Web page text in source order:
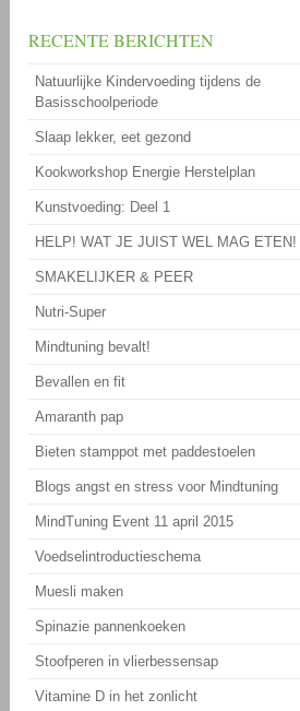
RECENTE BERICHTEN
Natuurlijke Kindervoeding tijdens de
Basisschoolperiode
Slaap lekker, eet gezond
Kookworkshop Energie Herstelplan
Kunstvoeding: Deel 1
HELP! WAT JE JUIST WEL MAG ETEN!
SMAKELIJKER & PEER
Nutri-Super
Mindtuning bevalt!
Bevallen en fit
Amaranth pap
Bieten stamppot met paddestoelen
Blogs angst en stress voor Mindtuning
MindTuning Event 11 april 2015
Voedselintroductieschema
Muesli maken
Spinazie pannenkoeken
Stoofperen in vlierbessensap
Vitamine D in het zonlicht